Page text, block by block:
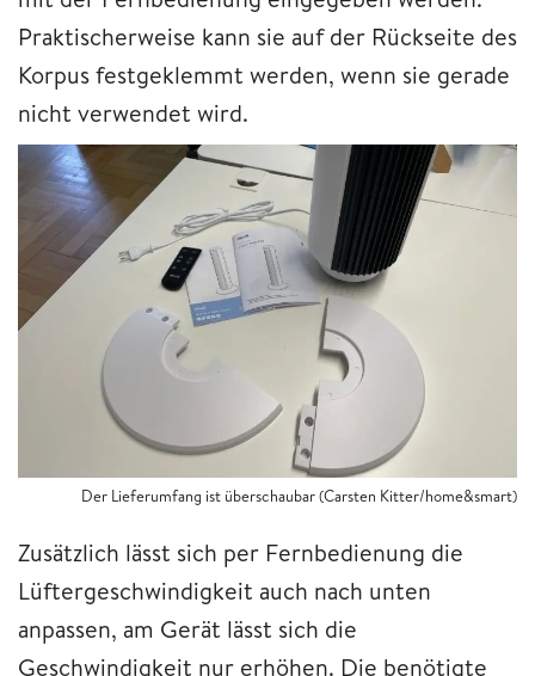
Praktischerweise kann sie auf der Rückseite des
Korpus festgeklemmt werden, wenn sie gerade
nicht verwendet wird.
Der Lieferumfang ist überschaubar (Carsten Kitter/home&smart)
Zusätzlich lässt sich per Fernbedienung die
Lüftergeschwindigkeit auch nach unten
anpassen, am Gerät lässt sich die
Geschwindigkeit nur erhöhen. Die benötigte